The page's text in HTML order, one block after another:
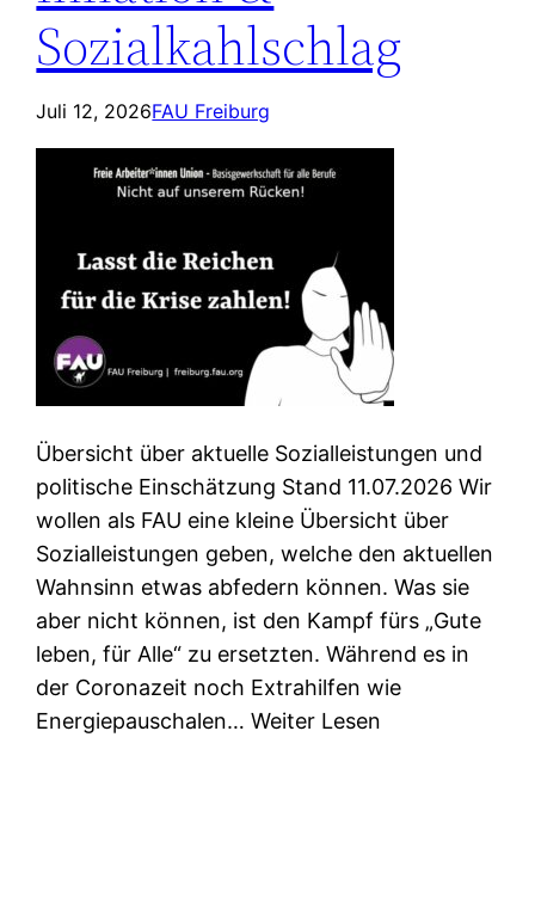
Sozialkahlschlag
Juli 12, 2026FAU Freiburg
Übersicht über aktuelle Sozialleistungen und
politische Einschätzung Stand 11.07.2026 Wir
wollen als FAU eine kleine Übersicht über
Sozialleistungen geben, welche den aktuellen
Wahnsinn etwas abfedern können. Was sie
aber nicht können, ist den Kampf fürs „Gute
leben, für Alle“ zu ersetzten. Während es in
der Coronazeit noch Extrahilfen wie
Energiepauschalen… Weiter Lesen